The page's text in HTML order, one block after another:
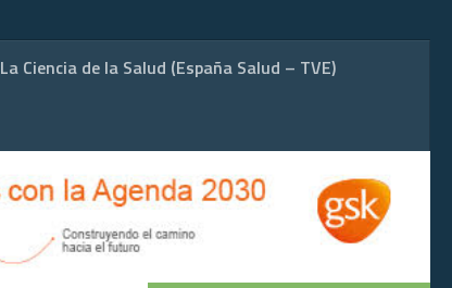
La Ciencia de la Salud (España Salud – TVE)